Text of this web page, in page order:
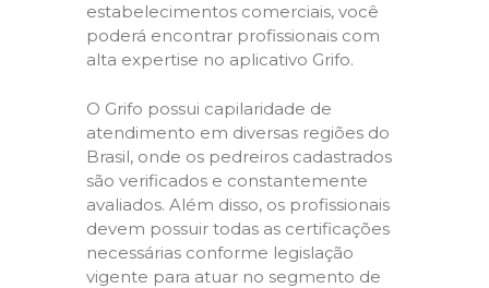
estabelecimentos comerciais, você
poderá encontrar profissionais com
alta expertise no aplicativo Grifo.
O Grifo possui capilaridade de
atendimento em diversas regiões do
Brasil, onde os pedreiros cadastrados
são verificados e constantemente
avaliados. Além disso, os profissionais
devem possuir todas as certificações
necessárias conforme legislação
vigente para atuar no segmento de